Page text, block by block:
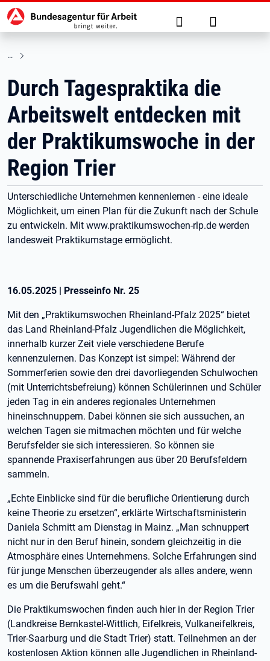
zu den Hauptinhalten springen
Hauptnavigation Suche Anmelden
Durch Tagespraktika die
Arbeitswelt entdecken mit
der Praktikumswoche in der
Region Trier
Unterschiedliche Unternehmen kennenlernen - eine ideale
Möglichkeit, um einen Plan für die Zukunft nach der Schule
zu entwickeln. Mit www.praktikumswochen-rlp.de werden
landesweit Praktikumstage ermöglicht.
16.05.2025 | Presseinfo Nr. 25
Mit den „Praktikumswochen Rheinland-Pfalz 2025“ bietet
das Land Rheinland-Pfalz Jugendlichen die Möglichkeit,
innerhalb kurzer Zeit viele verschiedene Berufe
kennenzulernen. Das Konzept ist simpel: Während der
Sommerferien sowie den drei davorliegenden Schulwochen
(mit Unterrichtsbefreiung) können Schülerinnen und Schüler
jeden Tag in ein anderes regionales Unternehmen
hineinschnuppern. Dabei können sie sich aussuchen, an
welchen Tagen sie mitmachen möchten und für welche
Berufsfelder sie sich interessieren. So können sie
spannende Praxiserfahrungen aus über 20 Berufsfeldern
sammeln.
„Echte Einblicke sind für die berufliche Orientierung durch
keine Theorie zu ersetzen“, erklärte Wirtschaftsministerin
Daniela Schmitt am Dienstag in Mainz. „Man schnuppert
nicht nur in den Beruf hinein, sondern gleichzeitig in die
Atmosphäre eines Unternehmens. Solche Erfahrungen sind
für junge Menschen überzeugender als alles andere, wenn
es um die Berufswahl geht.“
Die Praktikumswochen finden auch hier in der Region Trier
(Landkreise Bernkastel-Wittlich, Eifelkreis, Vulkaneifelkreis,
Trier-Saarburg und die Stadt Trier) statt. Teilnehmen an der
kostenlosen Aktion können alle Jugendlichen in Rheinland-